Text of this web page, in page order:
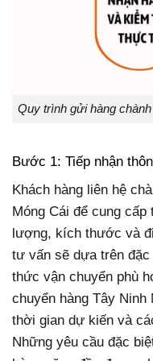
Quy trình gửi hàng
Bước 1: Tiếp nhận
Khách hàng liên hệ
Móng Cái để cung
lượng, kích thước và
tư vấn sẽ dựa trên đặc
thức vận chuyển phù
chuyển hàng Tây Ninh
thời gian dự kiến và
Những yêu cầu đặc